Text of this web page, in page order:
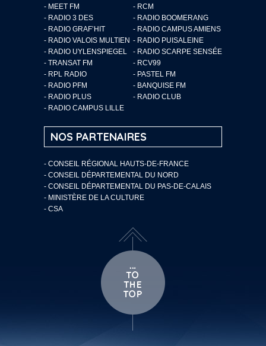
- MEET FM
- RCM
- RADIO 3 DES
- RADIO BOOMERANG
- RADIO GRAF’HIT
- RADIO CAMPUS AMIENS
- RADIO VALOIS MULTIEN - RADIO PUISALEINE
- RADIO UYLENSPIEGEL
- RADIO SCARPE SENSÉE
- TRANSAT FM
- RCV99
- RPL RADIO
- PASTEL FM
- RADIO PFM
- BANQUISE FM
- RADIO PLUS
- RADIO CLUB
- RADIO CAMPUS LILLE
NOS PARTENAIRES
- CONSEIL RÉGIONAL HAUTS-DE-FRANCE
- CONSEIL DÉPARTEMENTAL DU NORD
- CONSEIL DÉPARTEMENTAL DU PAS-DE-CALAIS
- MINISTÈRE DE LA CULTURE
- CSA